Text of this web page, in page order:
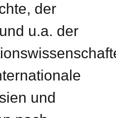
der
u.a. der
und